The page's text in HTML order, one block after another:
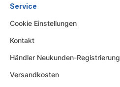
Service
Cookie Einstellungen
Kontakt
Händler Neukunden-Registrierung
Versandkosten